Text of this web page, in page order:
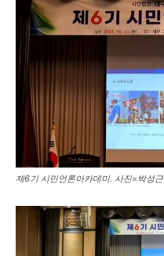
제6기 시민언론아카데미. 사진=박성근